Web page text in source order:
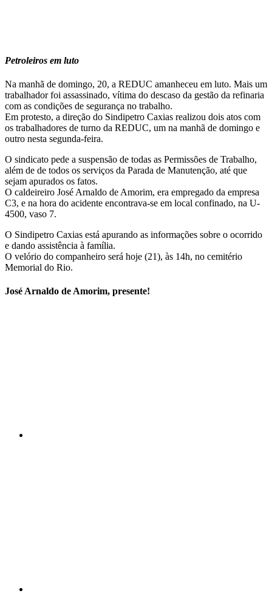
Petroleiros em luto
Na manhã de domingo, 20, a REDUC amanheceu em luto. Mais um
trabalhador foi assassinado, vítima do descaso da gestão da refinaria
com as condições de segurança no trabalho.
Em protesto, a direção do Sindipetro Caxias realizou dois atos com
os trabalhadores de turno da REDUC, um na manhã de domingo e
outro nesta segunda-feira.
O sindicato pede a suspensão de todas as Permissões de Trabalho,
além de de todos os serviços da Parada de Manutenção, até que
sejam apurados os fatos.
O caldeireiro José Arnaldo de Amorim, era empregado da empresa
C3, e na hora do acidente encontrava-se em local confinado, na U-
4500, vaso 7.
O Sindipetro Caxias está apurando as informações sobre o ocorrido
e dando assistência à família.
O velório do companheiro será hoje (21), às 14h, no cemitério
Memorial do Rio.
José Arnaldo de Amorim, presente!